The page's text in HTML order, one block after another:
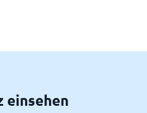
einsehen